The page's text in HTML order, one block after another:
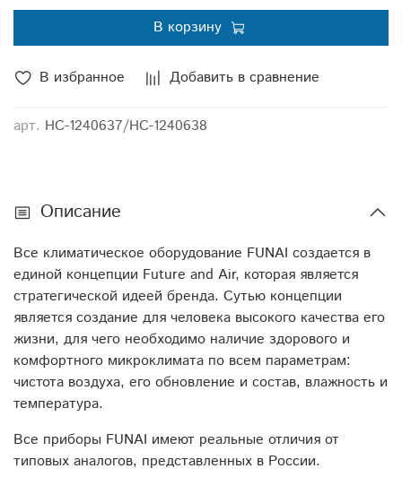
В избранное Добавить в сравнение
арт. НС-1240637/НС-1240638
● Функция SMART CleanВ корзину
Описание
Все климатическое оборудование FUNAI создается в
единой концепции Future and Air, которая является
стратегической идеей бренда. Сутью концепции
является создание для человека высокого качества его
жизни, для чего необходимо наличие здорового и
комфортного микроклимата по всем параметрам:
чистота воздуха, его обновление и состав, влажность и
температура.
Все приборы FUNAI имеют реальные отличия от
типовых аналогов, представленных в России.